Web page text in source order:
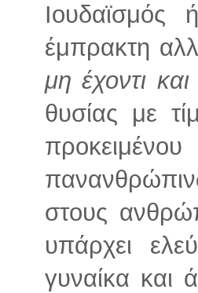
Ιουδαϊσμός
έμπρακτη
μη έχοντι
θυσίας με
στους
υπάρχει
γυναίκα και